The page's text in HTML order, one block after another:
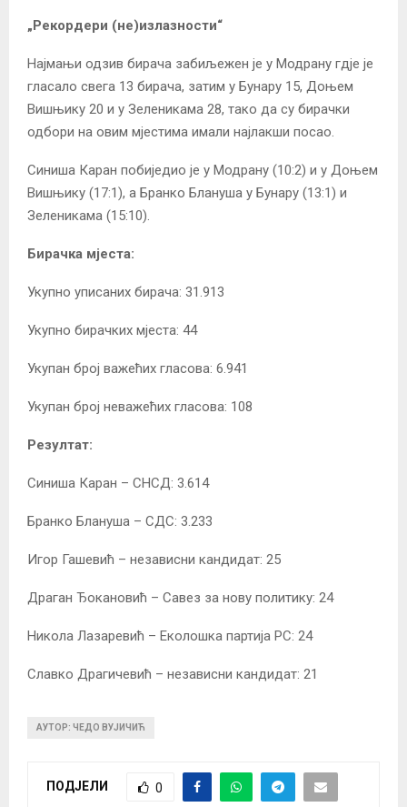
„Рекордери (не)излазности“
Најмањи одзив бирача забиљежен је у Модрану гдје је
гласало свега 13 бирача, затим у Бунару 15, Доњем
Вишњику 20 и у Зеленикама 28, тако да су бирачки
одбори на овим мјестима имали најлакши посао.
Синиша Каран побиједио је у Модрану (10:2) и у Доњем
Вишњику (17:1), а Бранко Блануша у Бунару (13:1) и
Зеленикама (15:10).
Бирачка мјеста:
Укупно уписаних бирача: 31.913
Укупно бирачких мјеста: 44
Укупан број важећих гласова: 6.941
Укупан број неважећих гласова: 108
Резултат:
Синиша Каран – СНСД: 3.614
Бранко Блануша – СДС: 3.233
Игор Гашевић – независни кандидат: 25
Драган Ђокановић – Савез за нову политику: 24
Никола Лазаревић – Еколошка партија РС: 24
Славко Драгичевић – независни кандидат: 21
АУТОР: ЧЕДО ВУЈИЧИЋ
ПОДЈЕЛИ 0